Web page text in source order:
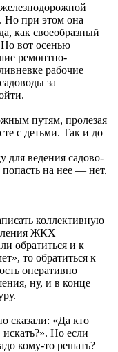
Но при этом она
как своеобразный
вот осенью
ремонтно-
рабочие
за
путям, пролезая
с детьми. Так и до
для ведения садово-
попасть на нее — нет.
коллективную
ЖКХ
обратиться и к
то обратиться к
оперативно
ну, и в конце
сказали: «Да кто
искать?». Но если
кому‑то решать?